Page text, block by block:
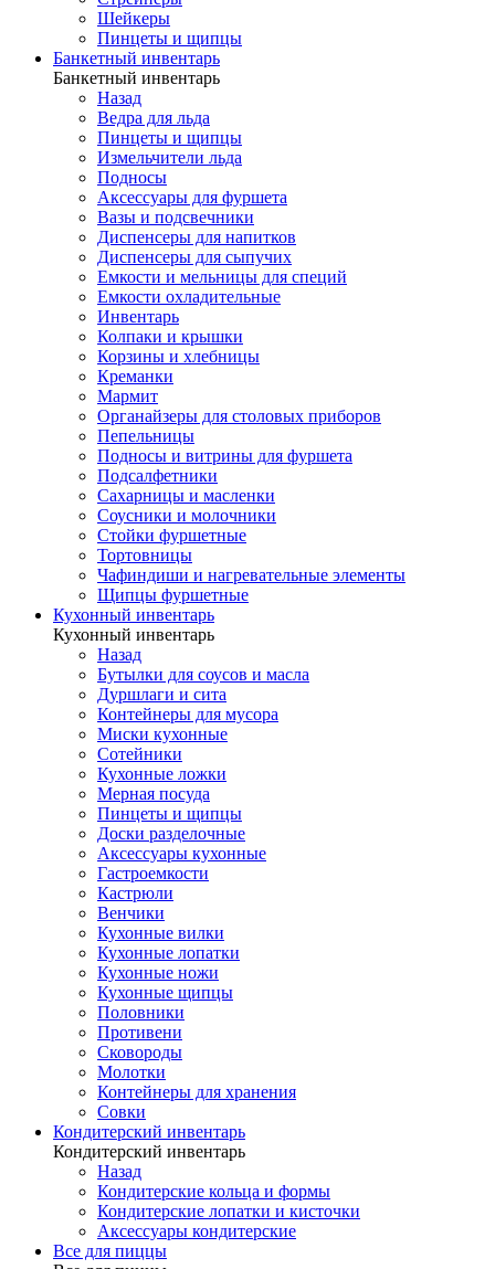
Шейкеры
Пинцеты и щипцы
Банкетный инвентарь
Банкетный инвентарь
Назад
Ведра для льда
Пинцеты и щипцы
Измельчители льда
Подносы
Аксессуары для фуршета
Вазы и подсвечники
Диспенсеры для напитков
Диспенсеры для сыпучих
Емкости и мельницы для специй
Емкости охладительные
Инвентарь
Колпаки и крышки
Корзины и хлебницы
Креманки
Мармит
Органайзеры для столовых приборов
Пепельницы
Подносы и витрины для фуршета
Подсалфетники
Сахарницы и масленки
Соусники и молочники
Стойки фуршетные
Тортовницы
Чафиндиши и нагревательные элементы
Щипцы фуршетные
Кухонный инвентарь
Кухонный инвентарь
Назад
Бутылки для соусов и масла
Дуршлаги и сита
Контейнеры для мусора
Миски кухонные
Сотейники
Кухонные ложки
Мерная посуда
Пинцеты и щипцы
Доски разделочные
Аксессуары кухонные
Гастроемкости
Кастрюли
Венчики
Кухонные вилки
Кухонные лопатки
Кухонные ножи
Кухонные щипцы
Половники
Противени
Сковороды
Молотки
Контейнеры для хранения
Совки
Кондитерский инвентарь
Кондитерский инвентарь
Назад
Кондитерские кольца и формы
Кондитерские лопатки и кисточки
Аксессуары кондитерские
Все для пиццы